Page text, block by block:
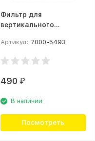
Фильтр для
вертикального
DX700 Серый
Артикул: 7000-5493
490 ₽
В наличии
Посмотреть